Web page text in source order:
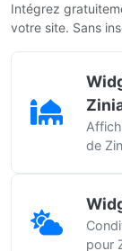
Intégrez
votre site. Sans
de
pour